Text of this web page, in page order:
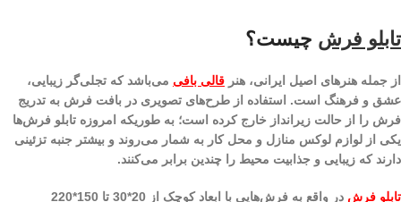
تابلو فرش چیست؟
از جمله هنر‌های اصیل ایرانی، هنر قالی بافی می‌باشد که تجلی‌گر زیبایی،
عشق و فرهنگ است. استفاده از طرح‌های تصویری در بافت فرش به تدریج
فرش را از حالت زیرانداز خارج کرده است؛ به طوریکه امروزه تابلو فرش‌ها
یکی از لوازم لوکس منازل و محل کار به شمار می‌روند و بیشتر جنبه تزئینی
دارند که زیبایی و جذابیت محیط را چندین برابر می‌کنند.
تابلو فرش
در واقع به فرش‌هایی با ابعاد کوچک از 20*30 تا 150*220